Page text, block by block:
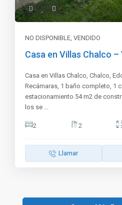
NO DISPONIBLE,VENDIDO
Casa en Villas Chalco –
Casa en Villas Chalco, Chalco,
Recámaras, 1 baño completo, 1
estacionamiento.54 m2 de
los se ...
2 2
Llamar